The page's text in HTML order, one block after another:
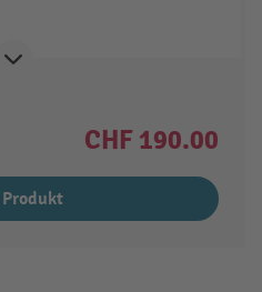
CHF 190.00